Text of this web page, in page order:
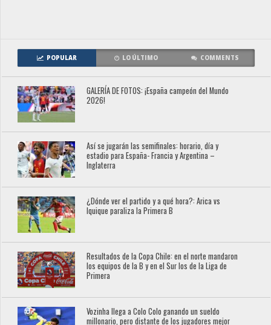
POPULAR LO ÚLTIMO COMMENTS
GALERÍA DE FOTOS: ¡España campeón del Mundo
2026!
Así se jugarán las semifinales: horario, día y
estadio para España- Francia y Argentina –
Inglaterra
¿Dónde ver el partido y a qué hora?: Arica vs
Iquique paraliza la Primera B
Resultados de la Copa Chile: en el norte mandaron
los equipos de la B y en el Sur los de la Liga de
Primera
Vozinha llega a Colo Colo ganando un sueldo
millonario, pero distante de los jugadores mejor